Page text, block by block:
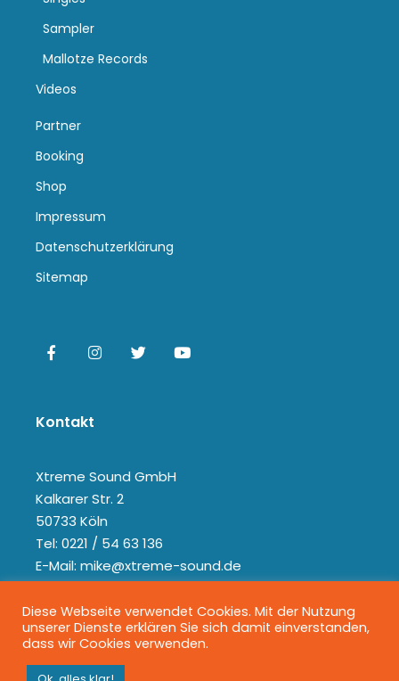
Sampler
Mallotze Records
Videos
Partner
Booking
Shop
Impressum
Datenschutzerklärung
Sitemap
Kontakt
Xtreme Sound GmbH
Kalkarer Str. 2
50733 Köln
Tel: 0221 / 54 63 136
E-Mail: mike@xtreme-sound.de
Diese Webseite verwendet Cookies. Mit der Nutzung
unserer Dienste erklären Sie sich damit einverstanden,
dass wir Cookies verwenden.